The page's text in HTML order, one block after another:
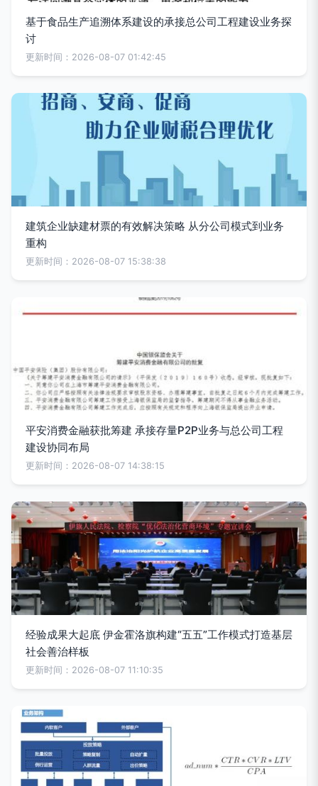
基于食品生产追溯体系建设的承接总公司工程建设业务探
讨
更新时间：2026-08-07 01:42:45
建筑企业缺建材票的有效解决策略 从分公司模式到业务
重构
更新时间：2026-08-07 15:38:38
平安消费金融获批筹建 承接存量P2P业务与总公司工程
建设协同布局
更新时间：2026-08-07 14:38:15
经验成果大起底 伊金霍洛旗构建“五五”工作模式打造基层
社会善治样板
更新时间：2026-08-07 11:10:35